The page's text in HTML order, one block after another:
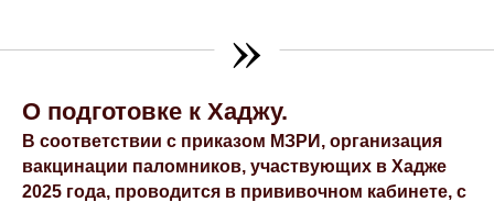
»
О подготовке к Хаджу.
В соответствии с приказом МЗРИ, организация
вакцинации паломников, участвующих в Хадже
2025 года, проводится в прививочном кабинете, с